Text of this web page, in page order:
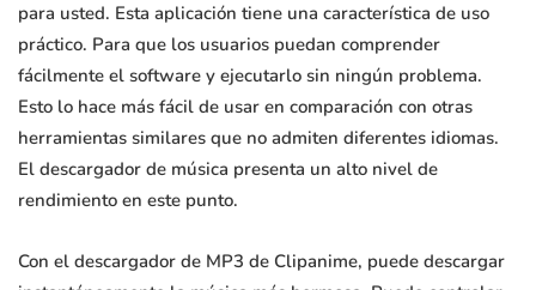
para usted. Esta aplicación tiene una característica de uso
práctico. Para que los usuarios puedan comprender
fácilmente el software y ejecutarlo sin ningún problema.
Esto lo hace más fácil de usar en comparación con otras
herramientas similares que no admiten diferentes idiomas.
El descargador de música presenta un alto nivel de
rendimiento en este punto.
Con el descargador de MP3 de Clipanime, puede descargar